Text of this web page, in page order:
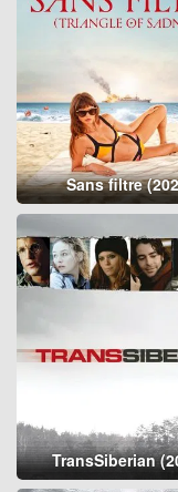
Sans filtre
TransSiberian